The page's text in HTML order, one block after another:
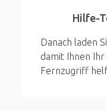
Hilfe-
Danach laden
damit Ihnen
Fernzugriff